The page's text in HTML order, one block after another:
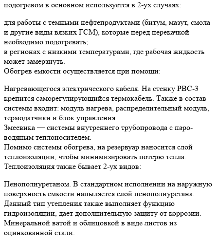
подогревом в основном используется в 2-ух случаях:
для работы с темными нефтепродуктами (битум, мазут, смола
и другие виды вязких ГСМ), которые перед перекачкой
необходимо подогревать;
в регионах с низкими температурами, где рабочая жидкость
может замерзнуть.
Обогрев емкости осуществляется при помощи:
Нагревающегося электрического кабеля. На стенку РВС-3
крепится саморегулирующийся термокабель. Также в состав
системы входит: модуль нагрева, распределительный модуль,
термодатчики и блок управления.
Змеевика — системы внутреннего трубопровода с паро-
водяным теплоносителем.
Помимо системы обогрева, на резервуар наносится слой
теплоизоляции, чтобы минимизировать потерю тепла.
Теплоизоляция также бывает 2-ух видов:
Пенополиуретаном. В стандартном исполнении на наружную
поверхность емкости напыляется слой пенополиуретана.
Данный тип утепления также выполняет функцию
гидроизоляции, дает дополнительную защиту от коррозии.
Минеральной ватой и облицовкой в виде листов из
оцинкованной стали.